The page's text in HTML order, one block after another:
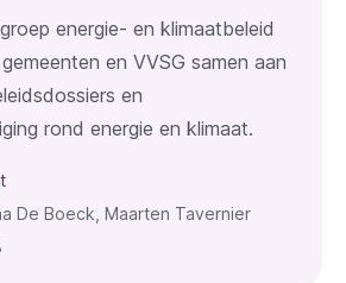
energie- en klimaatbeleid
en VVSG samen aan
en
rond energie en klimaat.
De Boeck, Maarten Tavernier